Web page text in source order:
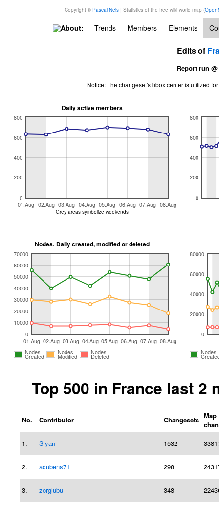
Copyright © Pascal Neis| Statistics of the free wiki world map (
About: Trends Members Elements
Edits of
Report run
Notice: The changeset's bbox center is utilized
Daily active members
01.Aug 02.Aug 03.Aug 04.Aug 05.Aug 06.Aug 07.Aug 08.Aug
0
200
400
600
800
Grey areas symbolize weekends
0
200
400
600
800
Nodes: Daily created, modified or deleted
01.Aug 02.Aug 03.Aug 04.Aug 05.Aug 06.Aug 07.Aug 08.Aug
0
10000
20000
30000
40000
50000
60000
70000
Nodes
Created
Nodes
Modified
Nodes
Deleted
0
20000
40000
60000
80000
Nodes
Top 500 in France last 2
No. Contributor Changesets Map
1.
Slyan 1532
2. acubens71 298
3. zorglubu 348